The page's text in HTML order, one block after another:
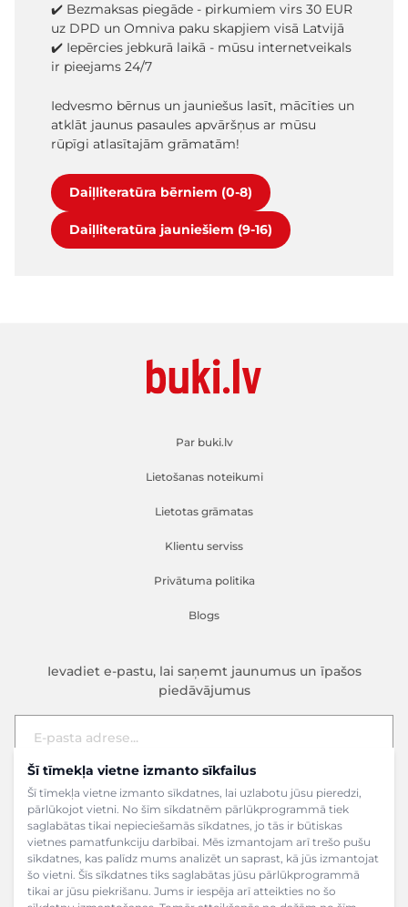
Šī tīmekļa vietne izmanto sīkfailus
Šī tīmekļa vietne izmanto sīkdatnes, lai uzlabotu jūsu pieredzi,
pārlūkojot vietni. No šīm sīkdatnēm pārlūkprogrammā tiek
saglabātas tikai nepieciešamās sīkdatnes, jo tās ir būtiskas
vietnes pamatfunkciju darbībai. Mēs izmantojam arī trešo pušu
sīkdatnes, kas palīdz mums analizēt un saprast, kā jūs izmantojat
šo vietni. Šīs sīkdatnes tiks saglabātas jūsu pārlūkprogrammā
tikai ar jūsu piekrišanu. Jums ir iespēja arī atteikties no šo
✔️ Bezmaksas piegāde - pirkumiem virs 30 EUR
uz DPD un Omniva paku skapjiem visā Latvijā
✔️ Iepērcies jebkurā laikā - mūsu internetveikals
ir pieejams 24/7
Iedvesmo bērnus un jauniešus lasīt, mācīties un
atklāt jaunus pasaules apvāršņus ar mūsu
rūpīgi atlasītajām grāmatām!
Daiļliteratūra bērniem (0-8)
Daiļliteratūra jauniešiem (9-16)
Par buki.lv
Lietošanas noteikumi
Lietotas grāmatas
Klientu serviss
Privātuma politika
Blogs
Ievadiet e-pastu, lai saņemt jaunumus un īpašos
piedāvājumus
E-pasta adrese
Pieteikties